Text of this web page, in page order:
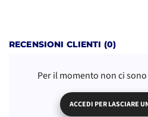
RECENSIONI CLIENTI (0)
Per il momento non ci
ACCEDI PER LASCIARE